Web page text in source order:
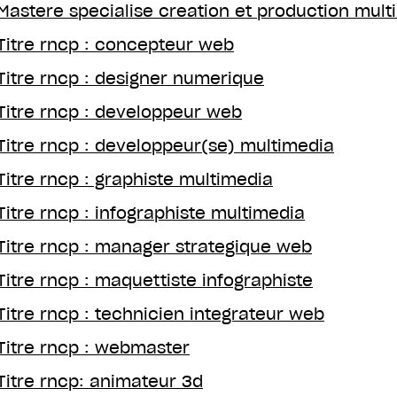
specialise creation et production
rncp : concepteur web
rncp : designer numerique
rncp : developpeur web
rncp : developpeur(se) multimedia
rncp : graphiste multimedia
rncp : infographiste multimedia
rncp : manager strategique web
rncp : maquettiste infographiste
rncp : technicien integrateur web
rncp : webmaster
rncp: animateur 3d